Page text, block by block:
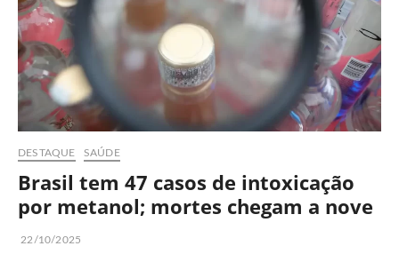
DESTAQUE SAÚDE
Brasil tem 47 casos de intoxicação
por metanol; mortes chegam a nove
22/10/2025